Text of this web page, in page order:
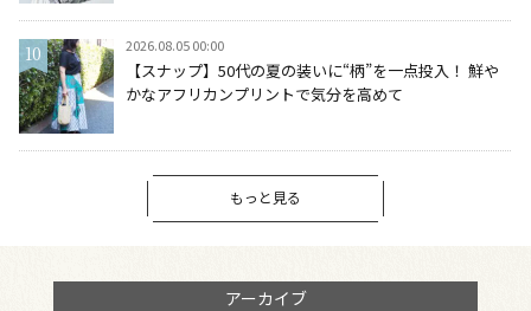
2026.08.05 00:00
【スナップ】50代の夏の装いに“柄”を一点投入！ 鮮や
かなアフリカンプリントで気分を高めて
もっと見る
アーカイブ